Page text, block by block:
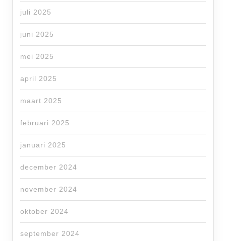
juli 2025
juni 2025
mei 2025
april 2025
maart 2025
februari 2025
januari 2025
december 2024
november 2024
oktober 2024
september 2024